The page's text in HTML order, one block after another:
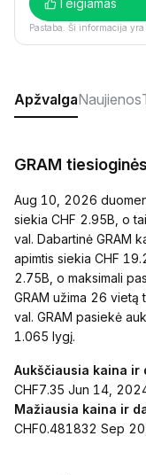
Teigiamas
Pastaba. Ši informacija
ApžvalgaNaujienos
GRAM
Aug 10, 2026
siekia CHF 2.95B, o
val. Dabartinė GRAM
apimtis siekia CHF
2.75B, o maksimali
GRAM užima 26 vietą
val. GRAM pasiekė
1.065 lygį.
Aukščiausia kaina ir
CHF7.35 Jun 14,
Mažiausia kaina ir
CHF0.481832 Sep